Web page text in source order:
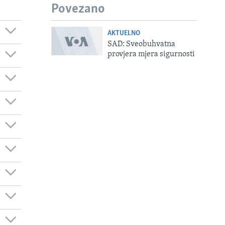
Povezano
AKTUELNO
SAD: Sveobuhvatna
provjera mjera sigurnosti